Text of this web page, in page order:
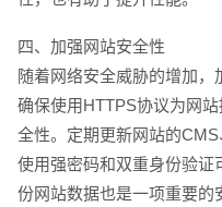
四、加强网站安全性
随着网络安全威胁的增加，
确保使用HTTPS协议为网
全性。定期更新网站的CMS
使用强密码和双重身份验证
份网站数据也是一项重要的